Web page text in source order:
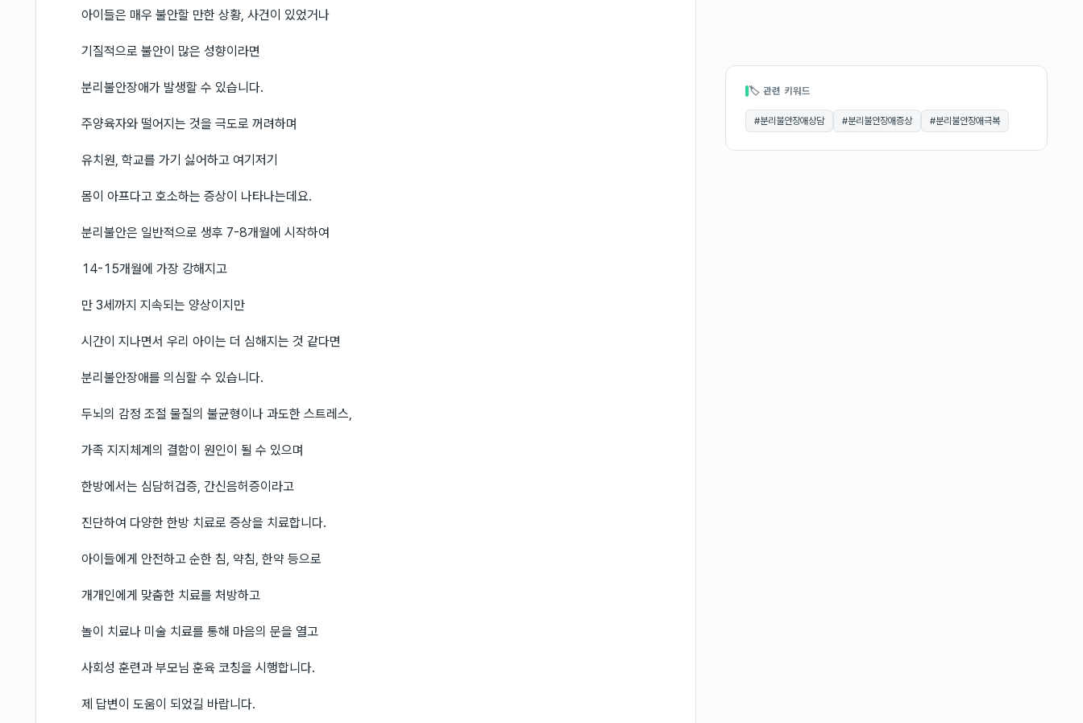
아이들은 매우 불안할 만한 상황, 사건이 있었거나
기질적으로 불안이 많은 성향이라면
분리불안장애가 발생할 수 있습니다.
주양육자와 떨어지는 것을 극도로 꺼려하며
유치원, 학교를 가기 싫어하고 여기저기
몸이 아프다고 호소하는 증상이 나타나는데요.
분리불안은 일반적으로 생후 7-8개월에 시작하여
14-15개월에 가장 강해지고
만 3세까지 지속되는 양상이지만
시간이 지나면서 우리 아이는 더 심해지는 것 같다면
분리불안장애를 의심할 수 있습니다.
두뇌의 감정 조절 물질의 불균형이나 과도한 스트레스,
가족 지지체계의 결함이 원인이 될 수 있으며
한방에서는 심담허겁증, 간신음허증이라고
진단하여 다양한 한방 치료로 증상을 치료합니다.
아이들에게 안전하고 순한 침, 약침, 한약 등으로
개개인에게 맞춤한 치료를 처방하고
놀이 치료나 미술 치료를 통해 마음의 문을 열고
사회성 훈련과 부모님 훈육 코칭을 시행합니다.
제 답변이 도움이 되었길 바랍니다.
🏷 관련 키워드
#분리불안장애상담 #분리불안장애증상 #분리불안장애극복